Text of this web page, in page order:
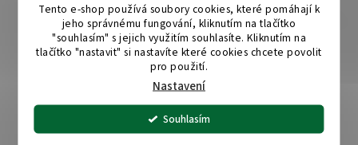
Tento e-shop používá soubory cookies, které pomáhají k
jeho správnému fungování, kliknutím na tlačítko
"souhlasím" s jejich využitím souhlasíte. Kliknutím na
tlačítko "nastavit" si nastavíte které cookies chcete povolit
pro použití.
Nastavení
Souhlasím